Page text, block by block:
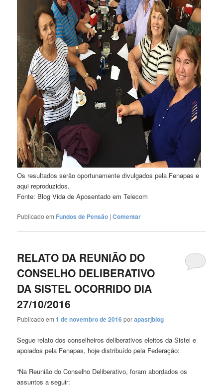
Os resultados serão oportunamente divulgados pela Fenapas e
aqui reproduzidos.
Fonte: Blog Vida de Aposentado em Telecom
Publicado em Fundos de Pensão |Comentar
RELATO DA REUNIÃO DO
CONSELHO DELIBERATIVO
DA SISTEL OCORRIDO DIA
27/10/2016
Publicado em1 de novembro de 2016porapasrjblog
Segue relato dos conselheiros deliberativos eleitos da Sistel e
apoiados pela Fenapas, hoje distribuído pela Federação:
“Na Reunião do Conselho Deliberativo, foram abordados os
assuntos a seguir: